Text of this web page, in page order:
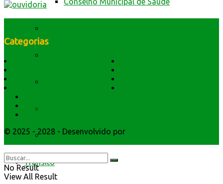
Fale com a prefeitura
Trânsito
Categorias
Lei Orgânica
Atendimento
© 2025 - 2028 - Desenvolvido por
Interativas
No Result
View All Result